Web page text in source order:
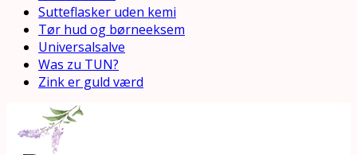
Sutteflasker uden kemi
Tør hud og børneeksem
Universalsalve
Was zu TUN?
Zink er guld værd